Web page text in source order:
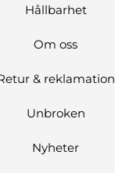
Hållbarhet
Om oss
& reklamation
Unbroken
Nyheter